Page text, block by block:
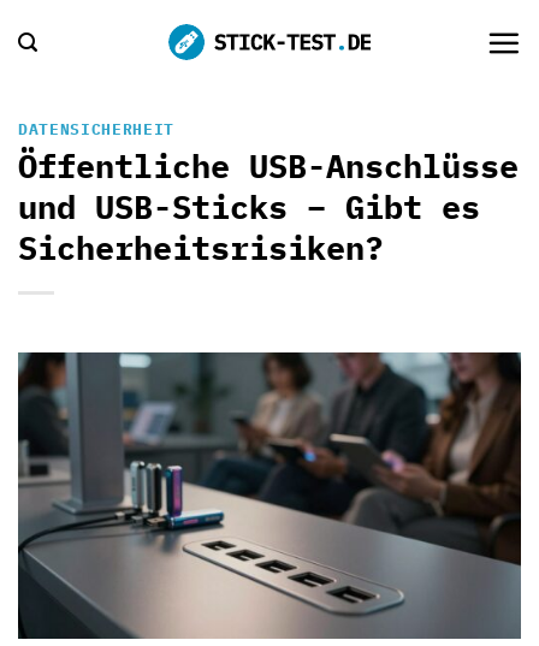
Inhalt
DATENSICHERHEIT
Öffentliche USB-Anschlüsse
und USB-Sticks – Gibt es
Sicherheitsrisiken?